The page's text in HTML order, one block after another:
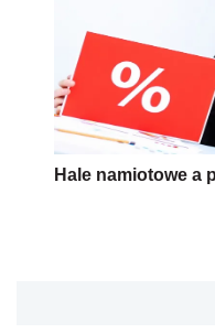
Hale namiotowe a